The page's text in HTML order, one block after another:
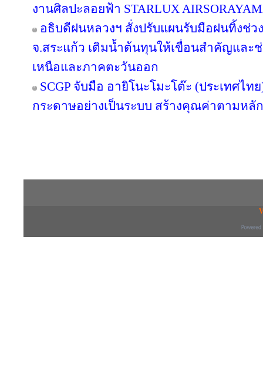
งานศิลปะลอยฟ้า STARLUX
อธิบดีฝนหลวงฯ สั่งปรับแผนรับมือฝนทิ้งช่ว
จ.สระแก้ว เติมน้ำต้นทุนให้เขื่อนสำคัญและ
เหนือและภาคตะวันออก
SCGP จับมือ อายิโนะโมะโต๊ะ (ประเทศไท
กระดาษอย่างเป็นระบบ สร้างคุณค่าตามหลั